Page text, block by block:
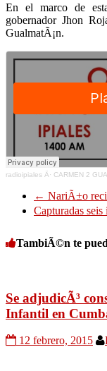
En el marco de
gobernador Jhon
GualmatÃ¡n.
radioipiales Â· CARMEN 2
← NariÃ±o
Capturadas
TambiÃ©n te
Se adjudicÃ³
Infantil en
12 febrero, 2015